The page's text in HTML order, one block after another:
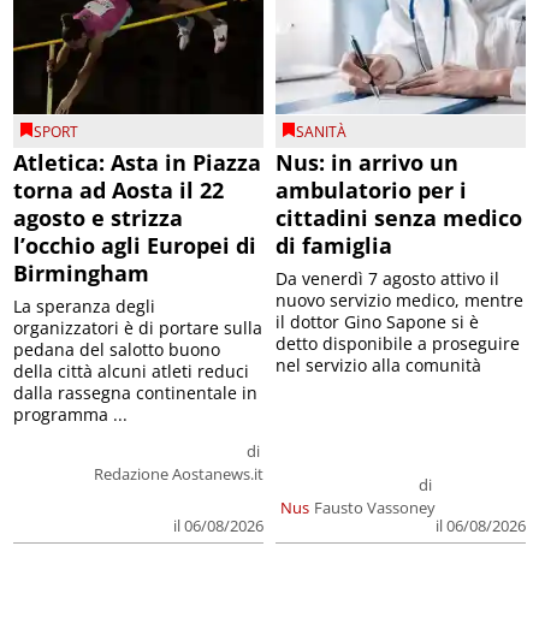
SPORT
Atletica: Asta in Piazza
torna ad Aosta il 22
agosto e strizza
l’occhio agli Europei di
Birmingham
di
Redazione Aostanews.it
il 06/08/2026
La speranza degli
organizzatori è di portare sulla
pedana del salotto buono
della città alcuni atleti reduci
dalla rassegna continentale in
programma ...
SANITÀ
Nus: in arrivo un
ambulatorio per i
cittadini senza medico
di famiglia
Nus
di
Fausto Vassoney
il 06/08/2026
Da venerdì 7 agosto attivo il
nuovo servizio medico, mentre
il dottor Gino Sapone si è
detto disponibile a proseguire
nel servizio alla comunità